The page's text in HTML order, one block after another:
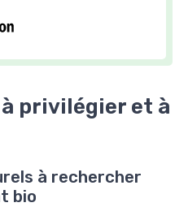
privilégier et à
à rechercher
bio